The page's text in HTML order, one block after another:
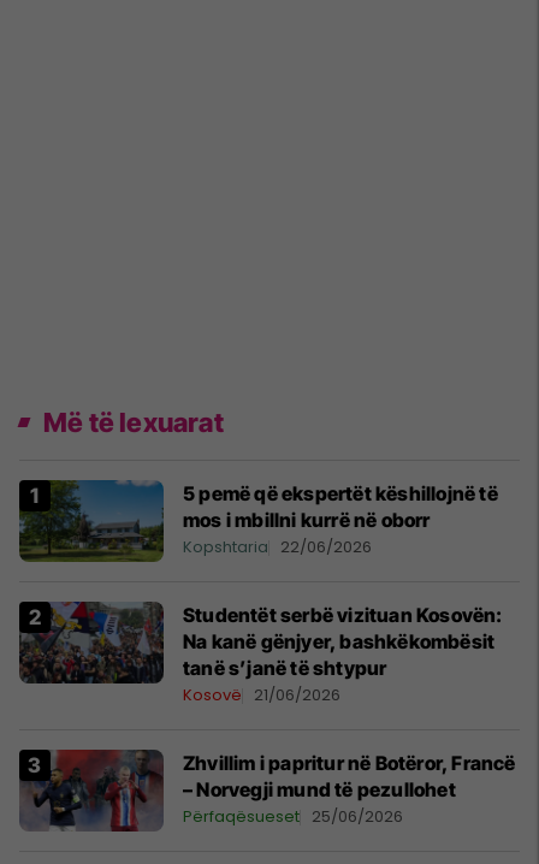
Më të lexuarat
5 pemë që ekspertët këshillojnë të
mos i mbillni kurrë në oborr
Kopshtaria 22/06/2026
Studentët serbë vizituan Kosovën:
Na kanë gënjyer, bashkëkombësit
tanë s’janë të shtypur
Kosovë 21/06/2026
Zhvillim i papritur në Botëror, Francë
– Norvegji mund të pezullohet
Përfaqësueset 25/06/2026